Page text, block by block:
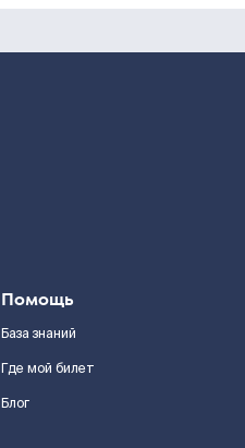
Помощь
База знаний
Где мой билет
Блог